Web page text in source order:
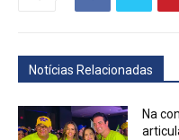
Notícias Relacionadas
Na